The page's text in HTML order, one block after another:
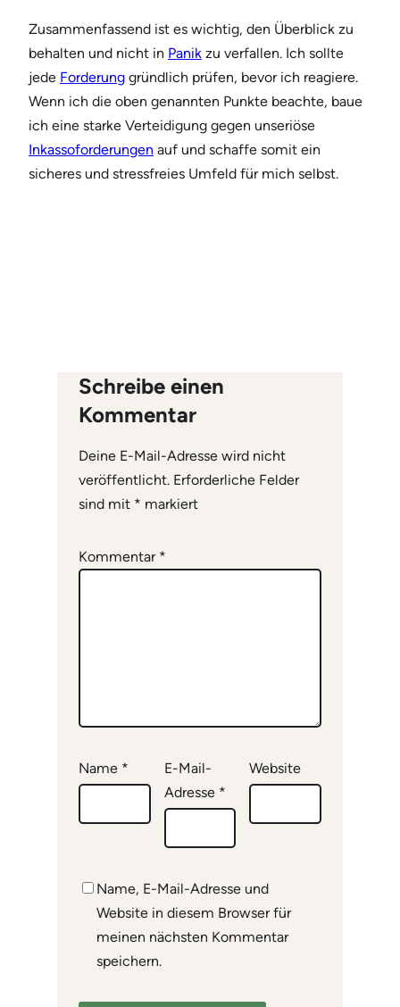
Zusammenfassend ist es wichtig, den Überblick zu
behalten und nicht in Panik zu verfallen. Ich sollte
jede Forderung gründlich prüfen, bevor ich reagiere.
Wenn ich die oben genannten Punkte beachte, baue
ich eine starke Verteidigung gegen unseriöse
Inkassoforderungen auf und schaffe somit ein
sicheres und stressfreies Umfeld für mich selbst.
Schreibe einen
Kommentar
Deine E-Mail-Adresse wird nicht
veröffentlicht. Erforderliche Felder
sind mit * markiert
Kommentar *
Name *
E-Mail-
Adresse *
Website
Name, E-Mail-Adresse und
Website in diesem Browser für
meinen nächsten Kommentar
speichern.